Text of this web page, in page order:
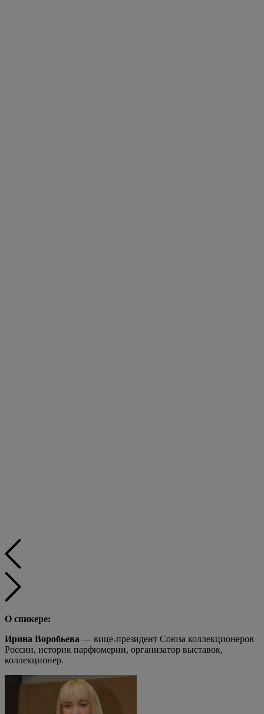
О спикере:
Ирина Воробьева — вице-президент Союза коллекционеров
России, историк парфюмерии, организатор выставок,
коллекционер.